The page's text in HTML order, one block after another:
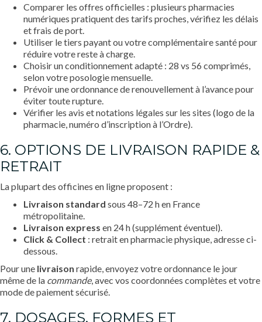
Comparer les offres officielles : plusieurs pharmacies
numériques pratiquent des tarifs proches, vérifiez les délais
et frais de port.
Utiliser le tiers payant ou votre complémentaire santé pour
réduire votre reste à charge.
Choisir un conditionnement adapté : 28 vs 56 comprimés,
selon votre posologie mensuelle.
Prévoir une ordonnance de renouvellement à l’avance pour
éviter toute rupture.
Vérifier les avis et notations légales sur les sites (logo de la
pharmacie, numéro d’inscription à l’Ordre).
6. OPTIONS DE LIVRAISON RAPIDE &
RETRAIT
La plupart des officines en ligne proposent :
Livraison standard sous 48–72 h en France
métropolitaine.
Livraison express en 24 h (supplément éventuel).
Click & Collect : retrait en pharmacie physique, adresse ci-
dessous.
Pour une livraison rapide, envoyez votre ordonnance le jour
même de la commande, avec vos coordonnées complètes et votre
mode de paiement sécurisé.
7. DOSAGES, FORMES ET